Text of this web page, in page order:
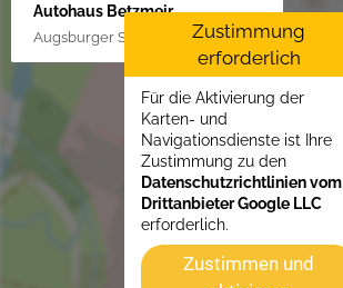
Autohaus Betzmeir
Augsburger Str. 33, 86551 Aichach
Zustimmung
erforderlich
Für die Aktivierung der
Karten- und
Navigationsdienste ist Ihre
Zustimmung zu den
Datenschutzrichtlinien vom
Drittanbieter Google LLC
erforderlich.
Zustimmen und